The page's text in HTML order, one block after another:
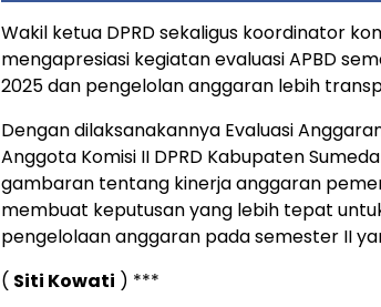
Wakil ketua DPRD sekaligus koordinator
mengapresiasi kegiatan evaluasi APBD
2025 dan pengelolan anggaran lebih
Dengan dilaksanakannya Evaluasi
Anggota Komisi II DPRD Kabupaten
gambaran tentang kinerja anggaran
membuat keputusan yang lebih tepat
pengelolaan anggaran pada semester II
( Siti Kowati ) ***